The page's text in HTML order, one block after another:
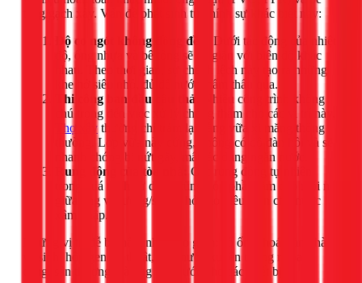
tông/gạch xây. Vấn đề phát sinh từ chính sự khác biệt này:
Độ co ngót không đồng đều:
Dưới tác động của nhiệt
độ, ống nhựa và bê tông sẽ co giãn với biên độ khác
nhau. Theo thời gian, sự chênh lệch này tạo ra những
khe hở siêu nhỏ, đủ để nước thẩm thấu qua.
Thi công ban đầu cẩu thả:
Nhiều công trình không
chú trọng đến việc xử lý chống thấm cho các vị trí này.
Thợ xây thường chỉ trám lại bằng vữa xi măng thông
thường. Lớp vữa này cứng, không có độ đàn hồi và sẽ
nhanh chóng bị nứt gãy, mất tác dụng ngăn nước.
Rung động của tòa nhà:
Các rung động tự nhiên
trong quá trình sử dụng cũng góp phần làm cho mối nối
giữa ống và tường/sàn bị hở, tạo điều kiện cho nước
xâm nhập.
Những vị trí dễ bị thấm nhất bao gồm: cổ ống thoát sàn nhà
vệ sinh, hộp gen kỹ thuật, ống nước xuyên tường ra ban
công, sân thượng, và ống cấp nước cho các thiết bị.